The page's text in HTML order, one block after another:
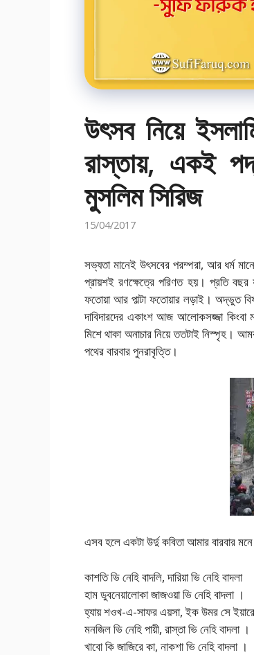
উৎসব নিয়ে
রাস্তায়, একই
মুসলিম সিরিজ
15/04/2017
সভ্যতা মানেই উৎসবের পরম্পরা, আর ধর্ম
প্রায়শই রণক্ষেত্রে পরিণত হয়। প্রতি
ফতোয়া আর পাল্টা ফতোয়ার লড়াই। অদ্ভুত
দাবিদারদের একাংশ আজ আলোকসজ্জা কিংবা
মিশে থাকা অনাচার নিয়ে ততটাই নিস্পৃহ।
পথের বারবার পুনরাবৃত্তি।
এসব হলে একটা উর্দু কবিতা আমার বারবার
কাশতি ভি নেহি বাদলি, দারিয়া ভি নেহি বাদলা
হাম ডুবনেয়ালোকা জাজওয়া ভি নেহি বাদলা ।
হ্যায় শওখ-এ-সাফর এয়সা, ইক উমর সে
মনজিল ভি নেহি পায়ী, রাস্তা ভি নেহি বাদলা ।
খাবো কি জাজিরে কা, নাকশা ভি নেহি বাদলা ।